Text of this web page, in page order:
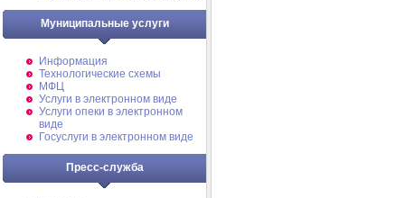
Муниципальные услуги
Информация
Технологические схемы
МФЦ
Услуги в электронном виде
Услуги опеки в электронном
виде
Госуслуги в электронном виде
Пресс-служба